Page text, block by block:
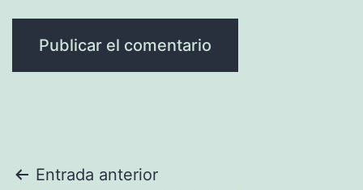
Navegación
Entrada anterior